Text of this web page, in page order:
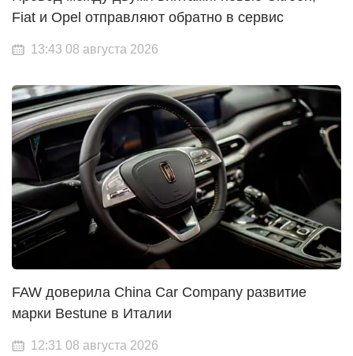
Fiat и Opel отправляют обратно в сервис
13:43 08 августа 2026
FAW доверила China Car Company развитие
марки Bestune в Италии
12:31 08 августа 2026